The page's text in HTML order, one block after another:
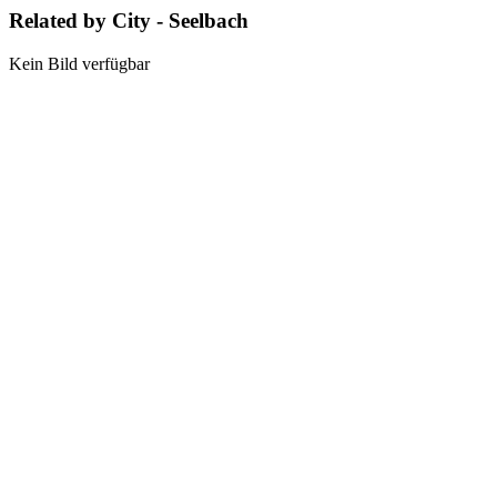
Related by City - Seelbach
Kein Bild verfügbar